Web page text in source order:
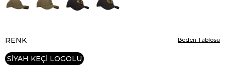
RENK
SİYAH KEÇİ LOGOLU
Beden Tablosu